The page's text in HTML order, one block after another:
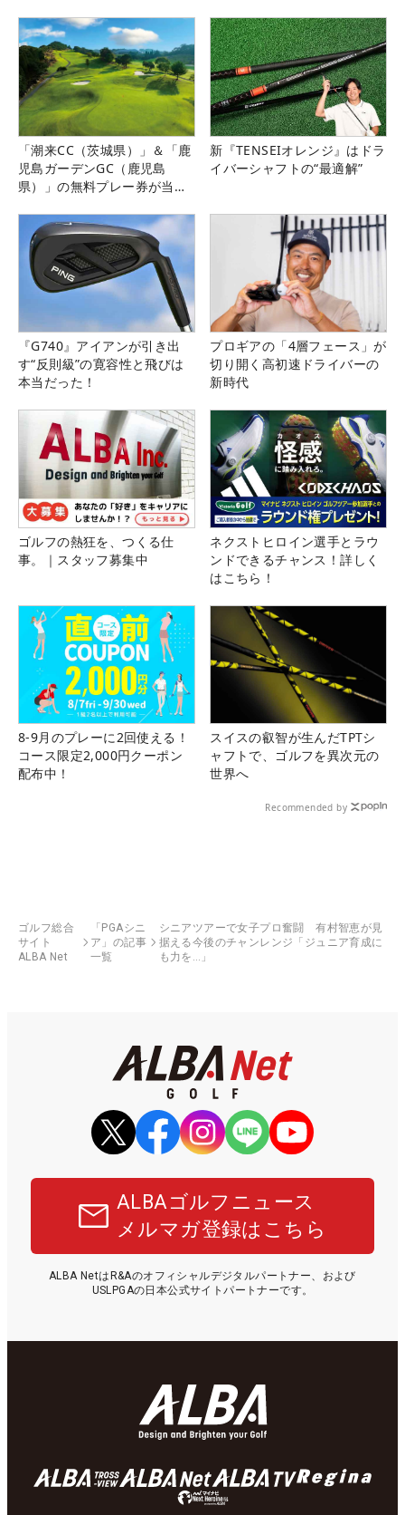
「潮来CC（茨城県）」＆「鹿
児島ガーデンGC（鹿児島
県）」の無料プレー券が当た
新『TENSEIオレンジ』はドラ
イバーシャフトの“最適解”
『G740』アイアンが引き出
す“反則級”の寛容性と飛びは
本当だった！
プロギアの「4層フェース」が
切り開く高初速ドライバーの
新時代
ゴルフの熱狂を、つくる仕
事。｜スタッフ募集中
ネクストヒロイン選手とラウ
ンドできるチャンス！詳しく
はこちら！
8-9月のプレーに2回使える！
コース限定2,000円クーポン
配布中！
スイスの叡智が生んだTPTシ
ャフトで、ゴルフを異次元の
世界へ
Recommended by
ゴルフ総合
サイト
ALBA Net
「PGAシニ
ア」の記事
一覧
シニアツアーで女子プロ奮闘 有村智恵が見
据える今後のチャンレンジ「ジュニア育成に
も力を…」
ALBAゴルフニュース
メルマガ登録はこちら
ALBA NetはR&Aのオフィシャルデジタルパートナー、および
USLPGAの日本公式サイトパートナーです。